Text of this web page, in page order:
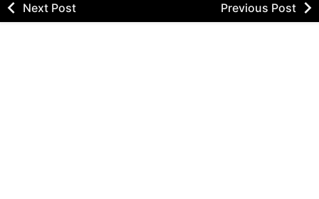
Next Post Previous Post